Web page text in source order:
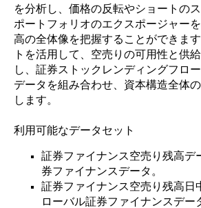
を分析し、価格の反転やショートの
ポートフォリオのエクスポージャー
高の全体像を把握することができま
トを活用して、空売りの可用性と供
し、証券ストックレンディングフロ
データを組み合わせ、資本構造全体
します。
利用可能なデータセット
証券ファイナンス空売り残高デ
券ファイナンスデータ。
証券ファイナンス空売り残高日
ローバル証券ファイナンスデー